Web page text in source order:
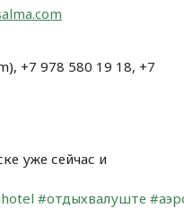
+7 978 580 19 18, +7
уже сейчас и
#отдыхвалуште